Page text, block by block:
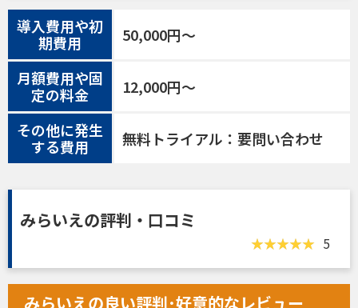
導入費用や初
期費用
50,000円〜
月額費用や固
定の料金
12,000円〜
その他に発生
する費用
無料トライアル：要問い合わせ
みらいえの評判・口コミ
5
みらいえの良い評判･好意的なレビュー